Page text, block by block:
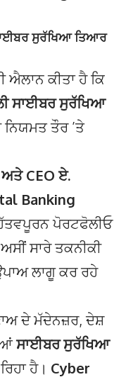
ਸੁਰੱਖਿਆਤਿਆਰ
ਐਲਾਨ ਕੀਤਾ ਹੈ ਕਿ
ਸਾਈਬਰ ਸੁਰੱਖਿਆ
ਤੌਰ ’ਤੇ
CEO ਏ.
Banking
ਪੋਰਟਫੋਲੀਓ
ਸਾਰੇ ਤਕਨੀਕੀ
ਲਾਗੂ ਕਰ ਰਹੇ
ਦੇ ਮੱਦੇਨਜ਼ਰ, ਦੇਸ਼
ਸਾਈਬਰ ਸੁਰੱਖਿਆ
ਹੈ। Cyber